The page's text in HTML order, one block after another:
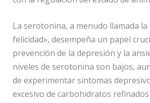
La serotonina, a menudo llamada
felicidad», desempeña un papel
prevención de la depresión y la
niveles de serotonina son bajos,
de experimentar síntomas
excesivo de carbohidratos